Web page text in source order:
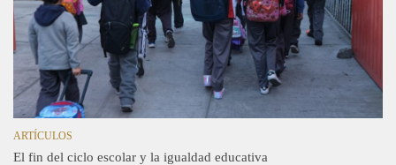
ARTÍCULOS
El fin del ciclo escolar y la igualdad educativa